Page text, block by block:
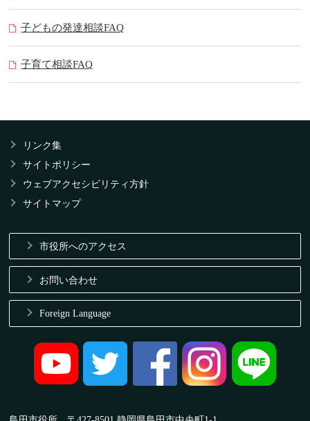
子どもの発達相談FAQ
子育て相談FAQ
リンク集
サイトポリシー
ウェブアクセシビリティ方針
サイトマップ
市役所へのアクセス
お問い合わせ
Foreign Language